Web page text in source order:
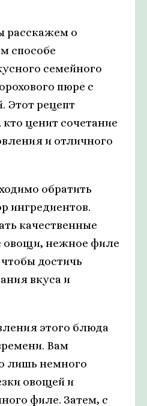
расскажем о
способе
семейного
пюре с
Этот рецепт
ценит сочетание
и отличного
обратить
ингредиентов.
качественные
овощи, нежное филе
достичь
вкуса и
этого блюда
Вам
лишь немного
овощей и
филе. Затем, с